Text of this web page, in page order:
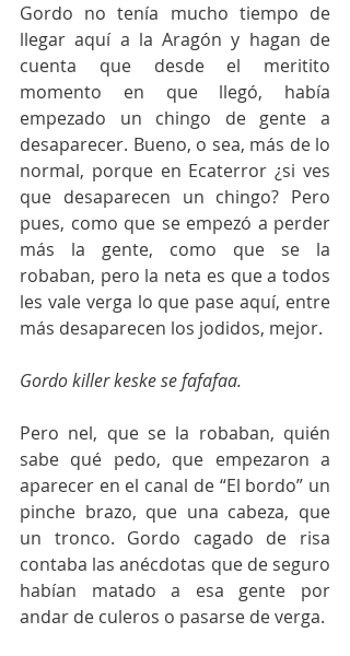
Gordo no tenía mucho tiempo de
llegar aquí a la Aragón y hagan de
cuenta que desde el meritito
momento en que llegó, había
empezado un chingo de gente a
desaparecer. Bueno, o sea, más de lo
normal, porque en Ecaterror ¿si ves
que desaparecen un chingo? Pero
pues, como que se empezó a perder
más la gente, como que se la
robaban, pero la neta es que a todos
les vale verga lo que pase aquí, entre
más desaparecen los jodidos, mejor.
Gordo killer keske se fafafaa.
Pero nel, que se la robaban, quién
sabe qué pedo, que empezaron a
aparecer en el canal de “El bordo” un
pinche brazo, que una cabeza, que
un tronco. Gordo cagado de risa
contaba las anécdotas que de seguro
habían matado a esa gente por
andar de culeros o pasarse de verga.